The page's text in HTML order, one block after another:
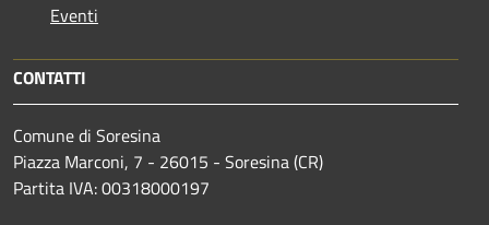
Eventi
CONTATTI
Comune di Soresina
Piazza Marconi, 7 - 26015 - Soresina (CR)
Partita IVA: 00318000197